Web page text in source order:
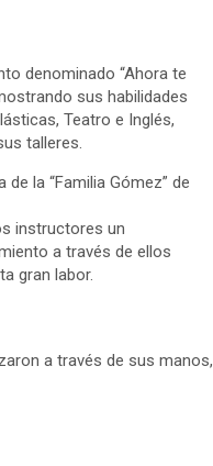
denominado “Ahora te
sus habilidades
Teatro e Inglés,
talleres.
la “Familia Gómez” de
instructores un
a través de ellos
gran labor.
a través de sus manos,